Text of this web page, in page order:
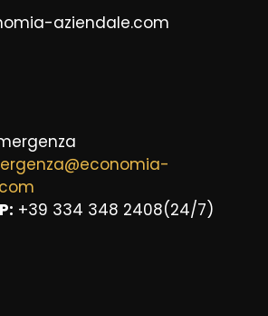
aziendale.com
+39 334 348 2408(24/7)